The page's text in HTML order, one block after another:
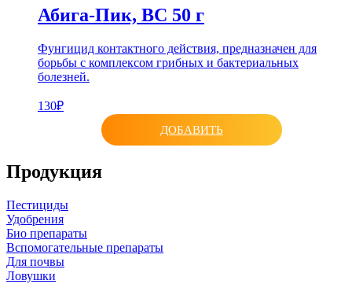
Абига-Пик, ВС 50 г
Фунгицид контактного действия, предназначен для
борьбы с комплексом грибных и бактериальных
болезней.
130₽
ДОБАВИТЬ
Продукция
Пестициды
Удобрения
Био препараты
Вспомогательные препараты
Для почвы
Ловушки